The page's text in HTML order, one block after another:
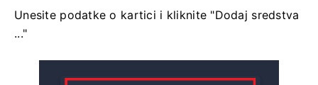
Unesite podatke o kartici i kliknite "Dodaj sredstva
..."